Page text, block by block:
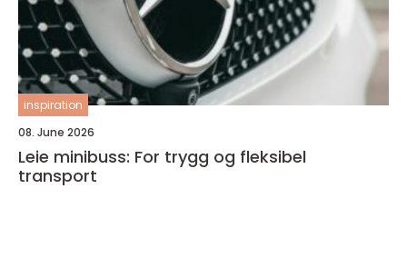
inspiration
08. June 2026
Leie minibuss: For trygg og fleksibel
transport